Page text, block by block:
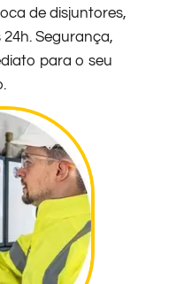
de disjuntores,
Segurança,
para o seu